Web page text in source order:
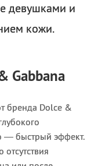
девушками и
кожи.
Gabbana
бренда Dolce &
— быстрый эффект.